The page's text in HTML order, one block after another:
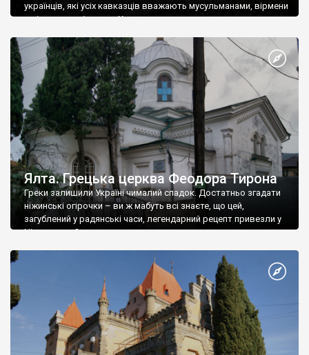
українців, які усіх кавказців вважають мусульманами, вірмени
є відданими вірянами Христа
Ялта. Грецька церква Феодора Тирона
Греки залишили Україні чималий спадок. Достатньо згадати
ніжинські огірочки – ви ж мабуть всі знаєте, що цей,
загублений у радянські часи, легендарний рецепт привезли у
Ніжин греки?